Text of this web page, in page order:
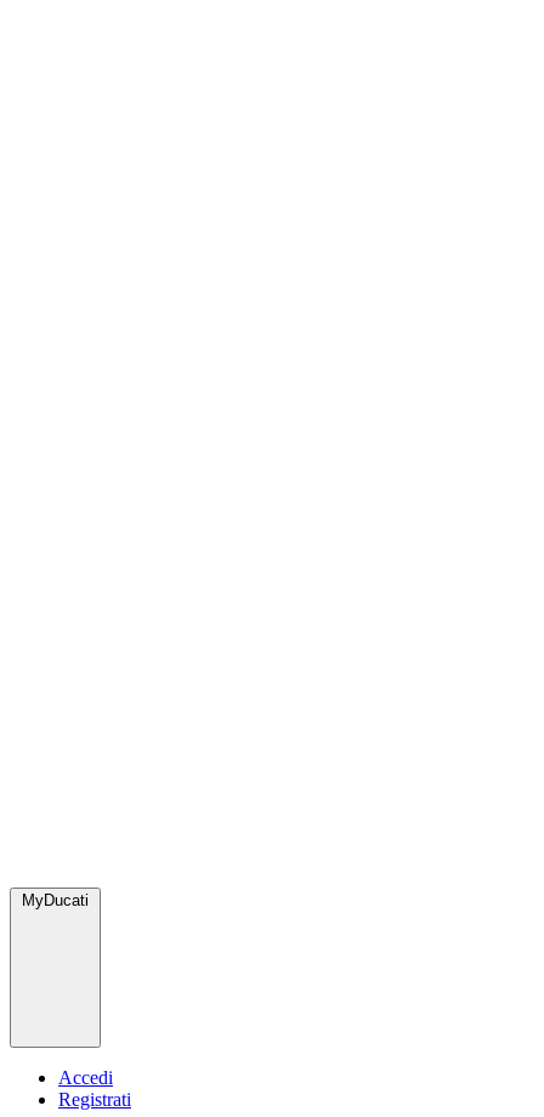
MyDucati
Accedi
Registrati